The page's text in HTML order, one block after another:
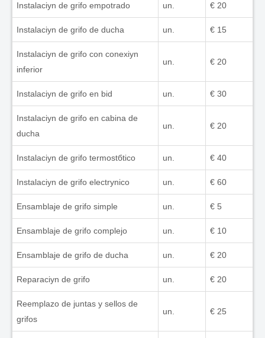
Instalaciуn de grifo empotrado un. € 20
Instalaciуn de grifo de ducha un. € 15
Instalaciуn de grifo con conexiуn
inferior
un. € 20
Instalaciуn de grifo en bid un. € 30
Instalaciуn de grifo en cabina de
ducha
un. € 20
Instalaciуn de grifo termostбtico un. € 40
Instalaciуn de grifo electrуnico un. € 60
Ensamblaje de grifo simple un. € 5
Ensamblaje de grifo complejo un. € 10
Ensamblaje de grifo de ducha un. € 20
Reparaciуn de grifo un. € 20
Reemplazo de juntas y sellos de
grifos
un. € 25